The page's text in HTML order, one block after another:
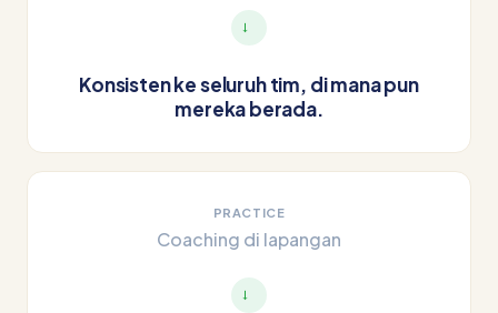
→
Konsisten ke seluruh tim, di mana pun
mereka berada.
PRACTICE
Coaching di lapangan
→